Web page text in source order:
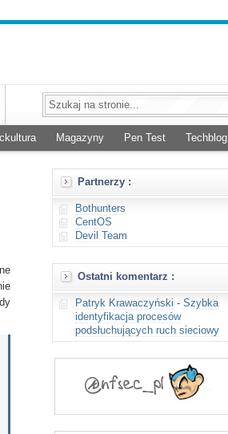
Magazyny Pen Test Techblog
Partnerzy :
Bothunters
CentOS
Devil Team
Ostatni komentarz :
Patryk Krawaczyński - Szybka
identyfikacja procesów
podsłuchujących ruch sieciowy